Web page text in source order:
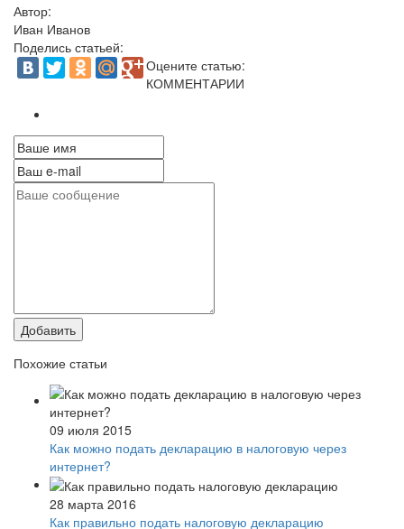
Автор:
Иван Иванов
Поделись статьей:
Оцените статью:
КОММЕНТАРИИ
Добавить
Похожие статьи
09 июля 2015
Как можно подать декларацию в налоговую через
интернет?
28 марта 2016
Как правильно подать налоговую декларацию